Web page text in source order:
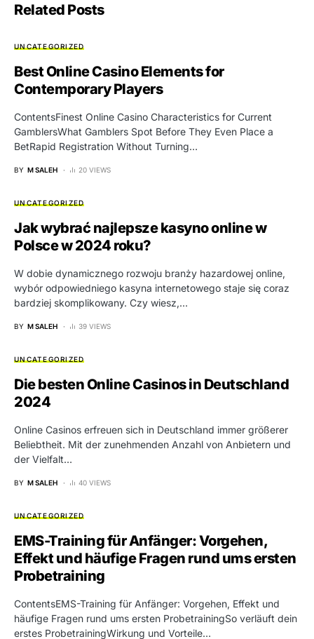
Related Posts
UNCATEGORIZED
Best Online Casino Elements for
Contemporary Players
ContentsFinest Online Casino Characteristics for Current
GamblersWhat Gamblers Spot Before They Even Place a
BetRapid Registration Without Turning…
BY M SALEH 20 VIEWS
UNCATEGORIZED
Jak wybrać najlepsze kasyno online w
Polsce w 2024 roku?
W dobie dynamicznego rozwoju branży hazardowej online,
wybór odpowiedniego kasyna internetowego staje się coraz
bardziej skomplikowany. Czy wiesz,…
BY M SALEH 39 VIEWS
UNCATEGORIZED
Die besten Online Casinos in Deutschland
2024
Online Casinos erfreuen sich in Deutschland immer größerer
Beliebtheit. Mit der zunehmenden Anzahl von Anbietern und
der Vielfalt…
BY M SALEH 40 VIEWS
UNCATEGORIZED
EMS-Training für Anfänger: Vorgehen,
Effekt und häufige Fragen rund ums ersten
Probetraining
ContentsEMS-Training für Anfänger: Vorgehen, Effekt und
häufige Fragen rund ums ersten ProbetrainingSo verläuft dein
erstes ProbetrainingWirkung und Vorteile…